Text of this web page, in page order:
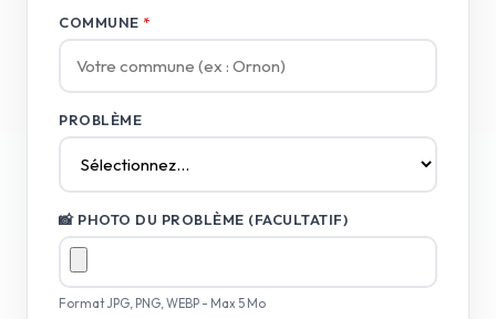
COMMUNE *
PROBLÈME
📸 PHOTO DU PROBLÈME (FACULTATIF)
Format JPG, PNG, WEBP - Max 5 Mo